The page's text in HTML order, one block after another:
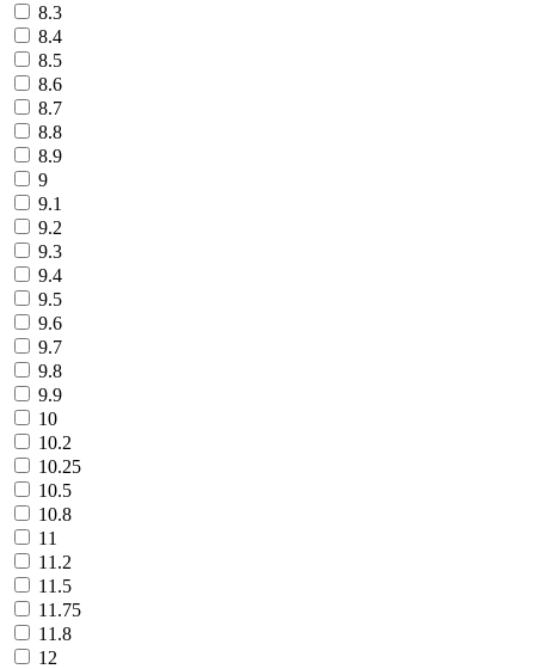
8.3
8.4
8.5
8.6
8.7
8.8
8.9
9
9.1
9.2
9.3
9.4
9.5
9.6
9.7
9.8
9.9
10
10.2
10.25
10.5
10.8
11
11.2
11.5
11.75
11.8
12